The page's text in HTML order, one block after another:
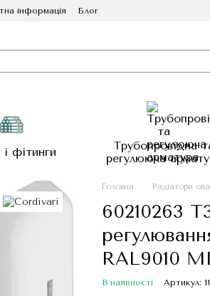
інформація Блог
фітинги
Трубопровідна
регулююча
Головна Радіатори
60210263
RAL9010
В наявності Артикул: